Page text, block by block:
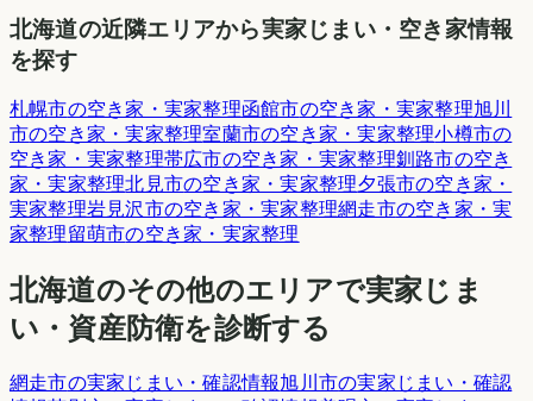
北海道の近隣エリアから実家じまい・空き家情報
を探す
札幌市の空き家・実家整理函館市の空き家・実家整理旭川
市の空き家・実家整理室蘭市の空き家・実家整理小樽市の
空き家・実家整理帯広市の空き家・実家整理釧路市の空き
家・実家整理北見市の空き家・実家整理夕張市の空き家・
実家整理岩見沢市の空き家・実家整理網走市の空き家・実
家整理留萌市の空き家・実家整理
北海道のその他のエリアで実家じま
い・資産防衛を診断する
網走市の実家じまい・確認情報旭川市の実家じまい・確認